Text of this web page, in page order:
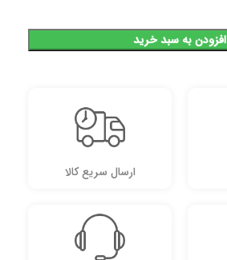
افزودن به سبد خرید
ارسال سریع کالا